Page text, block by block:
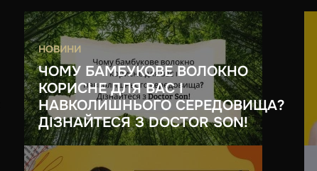
НОВИНИ
ЧОМУ БАМБУКОВЕ ВОЛОКНО
КОРИСНЕ ДЛЯ ВАС І
НАВКОЛИШНЬОГО СЕРЕДОВИЩА?
ДІЗНАЙТЕСЯ З DOCTOR SON!